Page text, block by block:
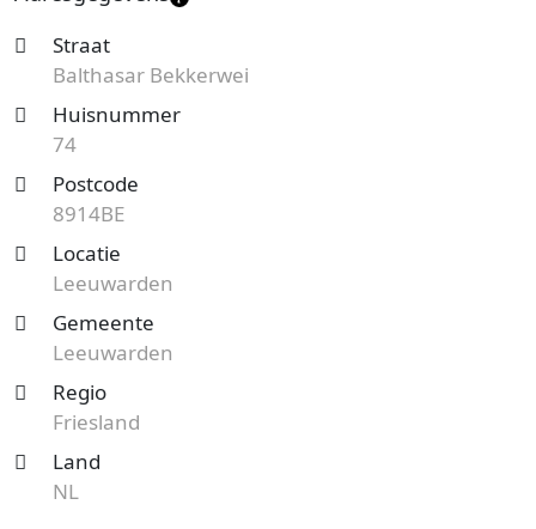
Straat
Balthasar Bekkerwei
Huisnummer
74
Postcode
8914BE
Locatie
Leeuwarden
Gemeente
Leeuwarden
Regio
Friesland
Land
NL